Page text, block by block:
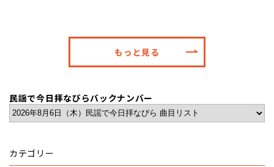
もっと見る
民謡で今日拝なびらバックナンバー
カテゴリー